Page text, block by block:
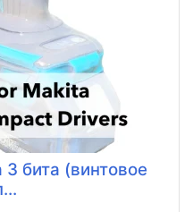
бита (винтовое